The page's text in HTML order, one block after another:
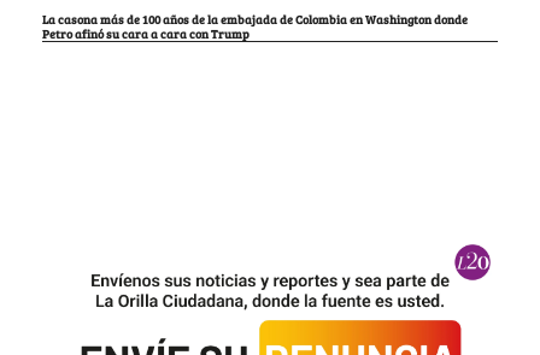
La casona más de 100 años de la embajada de Colombia en Washington donde
Petro afinó su cara a cara con Trump